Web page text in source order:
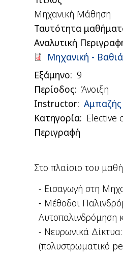
Μηχανική Μάθηση
Ταυτότητα
Αναλυτική
Document
Μηχανική -
Εξάμηνο
9
Περίοδος Άνοιξη
Instructor Αμπαζής
Κατηγορία Elective
Περιγραφή
Στο πλαίσιο του
Εισαγωγή στη
Μέθοδοι
Αυτοπαλινδρόμηση
Νευρωνικά
(πολυστρωματικό